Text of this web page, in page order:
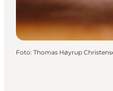
Foto: Thomas Høyrup